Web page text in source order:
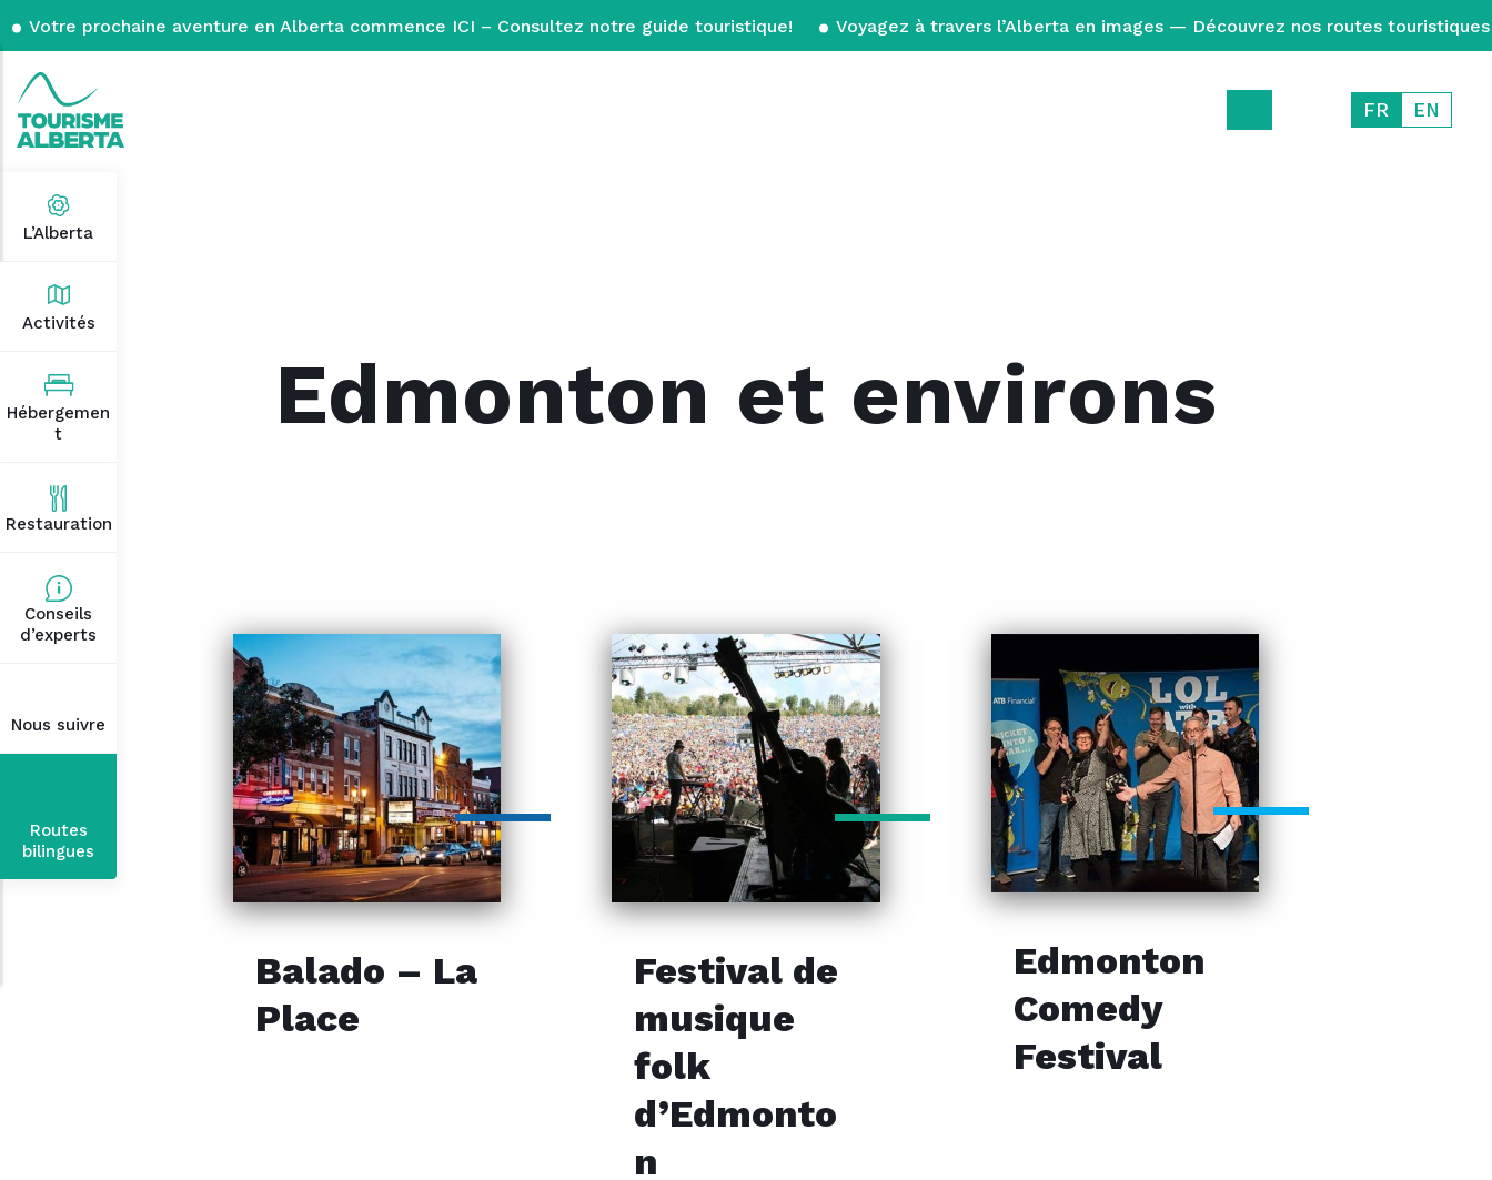
Votre prochaine aventure en Alberta commence ICI – Consultez notre guide touristique! Voyagez à travers l’Alberta en images — Découvrez nos routes touristiques
FR EN
L’Alberta
Activités
Hébergemen
t
Restauration
Conseils
d’experts
Nous suivre
Routes
bilingues
Edmonton et environs
Balado – La
Place
Festival de
musique
folk
d’Edmonto
n
Edmonton
Comedy
Festival